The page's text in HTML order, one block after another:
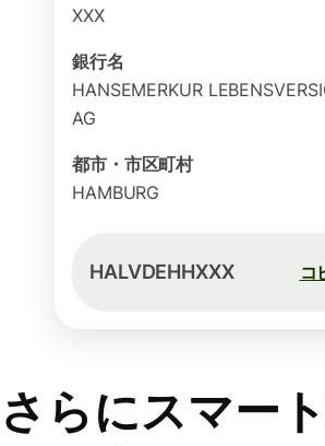
XXX
銀行名
HANSEMERKUR
AG
都市・市区町村
HAMBURG
HALVDEHHXXX コ
さらにスマー